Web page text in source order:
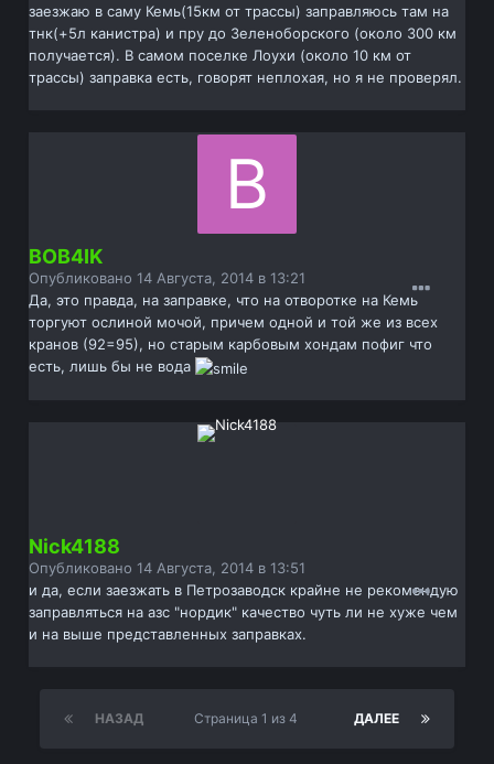
заезжаю в саму Кемь(15км от трассы) заправляюсь там на
тнк(+5л канистра) и пру до Зеленоборского (около 300 км
получается). В самом поселке Лоухи (около 10 км от
трассы) заправка есть, говорят неплохая, но я не проверял.
BOB4IK
Опубликовано14 Августа, 2014 в 13:21
Да, это правда, на заправке, что на отворотке на Кемь
торгуют ослиной мочой, причем одной и той же из всех
кранов (92=95), но старым карбовым хондам пофиг что
есть, лишь бы не вода
Nick4188
Опубликовано14 Августа, 2014 в 13:51
и да, если заезжать в Петрозаводск крайне не рекомендую
заправляться на азс "нордик" качество чуть ли не хуже чем
и на выше представленных заправках.
НАЗАД ДАЛЕЕ
Страница 1 из 4